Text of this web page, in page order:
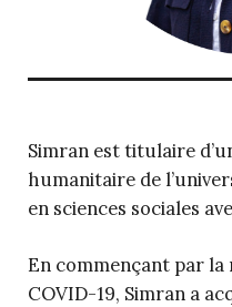
Simran est titulaire
humanitaire de
en sciences sociales
En commençant par la
COVID-19, Simran a